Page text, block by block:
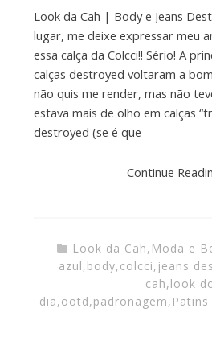
Look da Cah | Body e Jeans
lugar, me deixe expressar meu
essa calça da Colcci!! Sério! A
calças destroyed voltaram a
não quis me render, mas não
estava mais de olho em calças
destroyed (se é que
Continue
Look da Cah, Moda e
azul,body,colcci, jeans
cah,look
dia,ootd,padronagem, Patins